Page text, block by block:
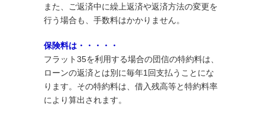
また、ご返済中に繰上返済や返済方法の変更を
行う場合も、手数料はかかりません。
保険料は・・・・・
フラット35を利用する場合の団信の特約料は、
ローンの返済とは別に毎年1回支払うことにな
ります。その特約料は、借入残高等と特約料率
により算出されます。